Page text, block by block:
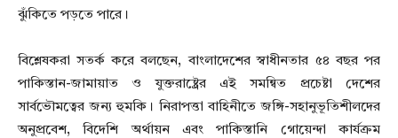
ঝুঁকিতে পড়তে পারে।
বিশ্লেষকরা সতর্ক করে বলছেন, বাংলাদেশের স্বাধীনতার ৫৪ বছর পর
পাকিস্তান-জামায়াত ও যুক্তরাষ্ট্রের এই সমন্বিত প্রচেষ্টা দেশের
সার্বভৌমত্বের জন্য হুমকি। নিরাপত্তা বাহিনীতে জঙ্গি-সহানুভূতিশীলদের
অনুপ্রবেশ, বিদেশি অর্থায়ন এবং পাকিস্তানি গোয়েন্দা কার্যক্রম